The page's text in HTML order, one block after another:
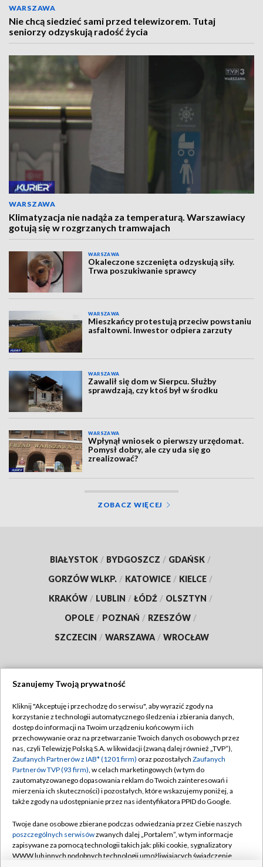
WARSZAWA
Nie chcą siedzieć sami przed telewizorem. Tutaj
seniorzy odzyskują radość życia
WARSZAWA
Klimatyzacja nie nadąża za temperaturą. Warszawiacy
gotują się w rozgrzanych tramwajach
WARSZAWA
Okaleczone szczenięta odzyskują siły.
Trwa poszukiwanie sprawcy
WARSZAWA
Mieszkańcy protestują przeciw powstaniu
asfaltowni. Inwestor odpiera zarzuty
WARSZAWA
Zawalił się dom w Sierpcu. Służby
sprawdzają, czy ktoś był w środku
WARSZAWA
Wpłynął wniosek o pierwszy urzędomat.
Pomysł dobry, ale czy uda się go
zrealizować?
ZOBACZ WIĘCEJ
BIAŁYSTOK / BYDGOSZCZ / GDAŃSK /
GORZÓW WLKP. / KATOWICE / KIELCE /
KRAKÓW / LUBLIN / ŁÓDŹ / OLSZTYN /
OPOLE / POZNAŃ / RZESZÓW /
SZCZECIN / WARSZAWA / WROCŁAW
TVP
Abonament TVP
Emisja w TVP
Centrum informacji TVP
Naziemna Telewizja Cyfrowa
Rada Programowa
System NOS
Regulamin TVP
Polityka prywatności
Moje zgody
Pomoc
Kontakt
Szanujemy Twoją prywatność
Kliknij "Akceptuję i przechodzę do serwisu", aby wyrazić zgody na
korzystanie z technologii automatycznego śledzenia i zbierania danych,
dostęp do informacji na Twoim urządzeniu końcowym i ich
przechowywanie oraz na przetwarzanie Twoich danych osobowych przez
nas, czyli Telewizję Polską S.A. w likwidacji (zwaną dalej również „TVP”),
Zaufanych Partnerów z IAB* (1201 firm) oraz pozostałych Zaufanych
Partnerów TVP (93 firm), w celach marketingowych (w tym do
zautomatyzowanego dopasowania reklam do Twoich zainteresowań i
mierzenia ich skuteczności) i pozostałych, które wskazujemy poniżej, a
także zgody na udostępnianie przez nas identyfikatora PPID do Google.
Twoje dane osobowe zbierane podczas odwiedzania przez Ciebie naszych
poszczególnych serwisówzwanych dalej „Portalem”, w tym informacje
zapisywane za pomocą technologii takich jak: pliki cookie, sygnalizatory
WWW lub innych podobnych technologii umożliwiających świadczenie